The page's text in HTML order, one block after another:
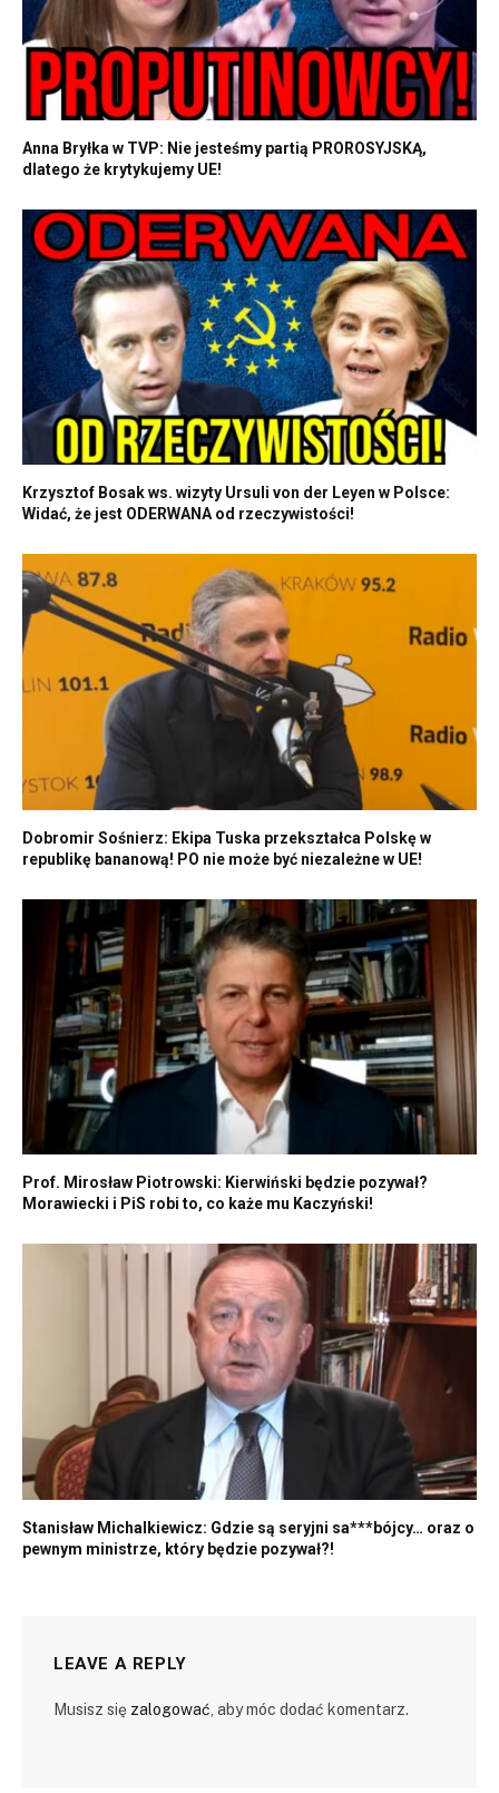
Anna Bryłka w TVP: Nie jesteśmy partią PROROSYJSKĄ,
dlatego że krytykujemy UE!
Krzysztof Bosak ws. wizyty Ursuli von der Leyen w Polsce:
Widać, że jest ODERWANA od rzeczywistości!
Dobromir Sośnierz: Ekipa Tuska przekształca Polskę w
republikę bananową! PO nie może być niezależne w UE!
Prof. Mirosław Piotrowski: Kierwiński będzie pozywał?
Morawiecki i PiS robi to, co każe mu Kaczyński!
Stanisław Michalkiewicz: Gdzie są seryjni sa***bójcy… oraz o
pewnym ministrze, który będzie pozywał?!
LEAVE A REPLY
Musisz się zalogować , aby móc dodać komentarz.